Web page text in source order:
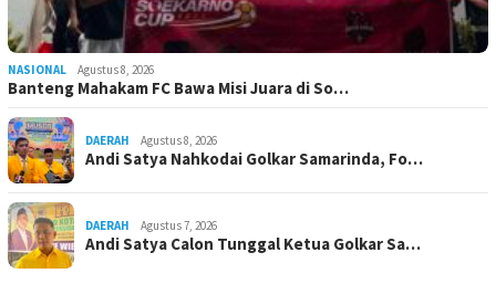
NASIONAL Agustus 8, 2026
Banteng Mahakam FC Bawa Misi Juara di So…
DAERAH Agustus 8, 2026
Andi Satya Nahkodai Golkar Samarinda, Fo…
DAERAH Agustus 7, 2026
Andi Satya Calon Tunggal Ketua Golkar Sa…